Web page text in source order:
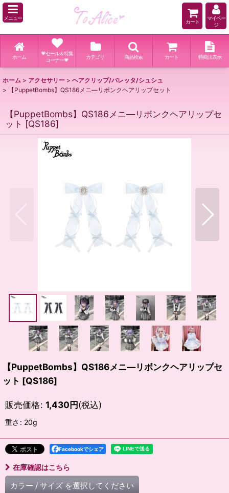
メニュー
カート
マイペー
ジ
ホーム
💗セール＆特集
コーナー💗
カテゴリ 商品検索 カート 特商法表示
ホーム > アクセサリー > ヘアクリップ/バレッタ/シュシュ
>
【PuppetBombs】QS186メニ―リボンクヘアリップセット
【PuppetBombs】QS186メニ―リボンクヘアリップセ
ット [QS186]
【PuppetBombs】QS186メニ―リボンクヘアリップセ
ット [QS186]
販売価格: 1,430円(税込)
重さ : 20g
Facebookでシェア
在庫確認はこちら
カラー / サイズ を選択してください